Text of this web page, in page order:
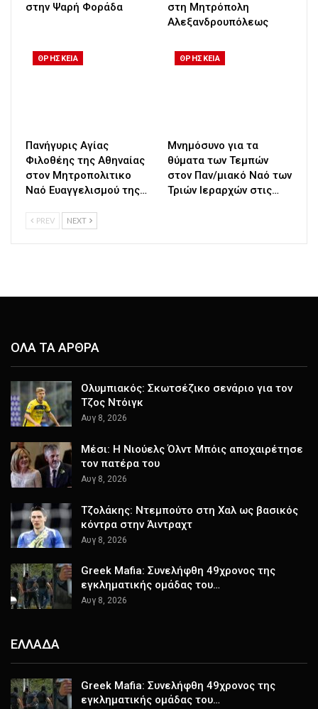
στην Ψαρή Φοράδα
στη Μητρόπολη
Αλεξανδρουπόλεως
ΘΡΗΣΚΕΙΑ
Πανήγυρις Αγίας
Φιλοθέης της Αθηναίας
στον Μητροπολιτικο
Ναό Ευαγγελισμού της…
ΘΡΗΣΚΕΙΑ
Μνημόσυνο για τα
θύματα των Τεμπών
στον Παν/μιακό Ναό των
Τριών Ιεραρχών στις…
PREV NEXT
ΟΛΑ ΤΑ ΑΡΘΡΑ
Ολυμπιακός: Σκωτσέζικο σενάριο για τον
Τζος Ντόιγκ
Αυγ 8, 2026
Μέσι: Η Νιούελς Όλντ Μπόις αποχαιρέτησε
τον πατέρα του
Αυγ 8, 2026
Τζολάκης: Ντεμπούτο στη Χαλ ως βασικός
κόντρα στην Άιντραχτ
Αυγ 8, 2026
Greek Mafia: Συνελήφθη 49χρονος της
εγκληματικής ομάδας του…
Αυγ 8, 2026
ΕΛΛΑΔΑ
Greek Mafia: Συνελήφθη 49χρονος της
εγκληματικής ομάδας του…